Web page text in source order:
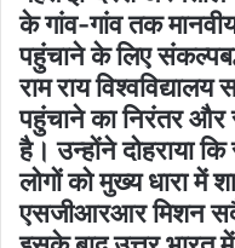
के गांव-गांव तक
पहुंचाने के लिए
राम राय
पहुंचाने का निरंतर और
है। उन्होंने दोहराया
लोगों को मुख्य धारा में
एसजीआरआर मिशन